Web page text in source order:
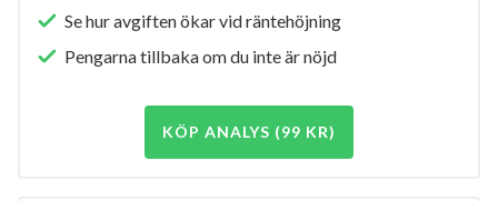
Se hur avgiften ökar vid räntehöjning
Pengarna tillbaka om du inte är nöjd
KÖP ANALYS (99 KR)